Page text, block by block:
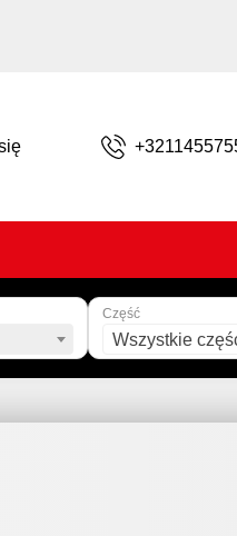
Część
Wszystkie